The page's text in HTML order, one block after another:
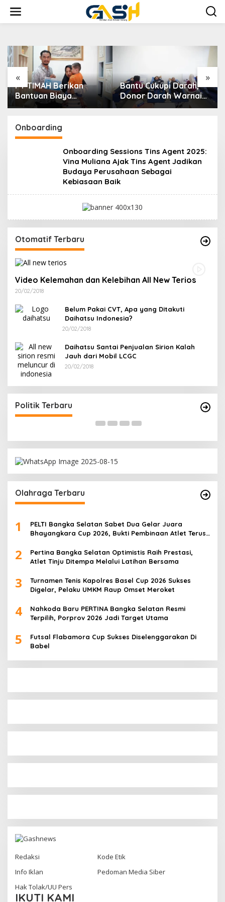
konten
« »
PT TIMAH Berikan
Bantuan Biaya
Pengobatan Bayi di
Bantu Cukupi Darah,
Donor Darah Warnai
Bulan Bakti HUT ke-50
Onboarding
Onboarding Sessions Tins Agent 2025:
Vina Muliana Ajak Tins Agent Jadikan
Budaya Perusahaan Sebagai
Kebiasaan Baik
Otomatif Terbaru
Video Kelemahan dan Kelebihan All New Terios
20/02/2018
Belum Pakai CVT, Apa yang Ditakuti
Daihatsu Indonesia?
20/02/2018
Daihatsu Santai Penjualan Sirion Kalah
Jauh dari Mobil LCGC
20/02/2018
Politik Terbaru
Besar Bangkitkan Golkar Bangka Selatan
Di Bangka Selatan, Politik
Olahraga Terbaru
1
PELTI Bangka Selatan Sabet Dua Gelar Juara
Bhayangkara Cup 2026, Bukti Pembinaan Atlet Terus
2
Pertina Bangka Selatan Optimistis Raih Prestasi,
Atlet Tinju Ditempa Melalui Latihan Bersama
3
Turnamen Tenis Kapolres Basel Cup 2026 Sukses
Digelar, Pelaku UMKM Raup Omset Meroket
4
Nahkoda Baru PERTINA Bangka Selatan Resmi
Terpilih, Porprov 2026 Jadi Target Utama
5
Futsal Flabamora Cup Sukses Diselenggarakan Di
Babel
Redaksi
Kode Etik
Info Iklan
Pedoman Media Siber
Hak Tolak/UU Pers
IKUTI KAMI